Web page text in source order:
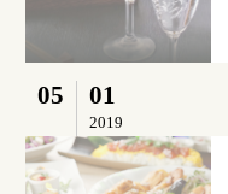
05 01
2019